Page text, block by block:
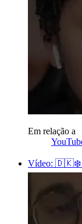
Em relação a
Vídeo: 🇩🇰❄️